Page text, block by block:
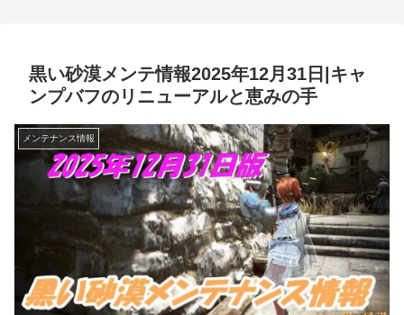
黒い砂漠メンテ情報2025年12月31日|キャ
ンプバフのリニューアルと恵みの手
メンテナンス情報